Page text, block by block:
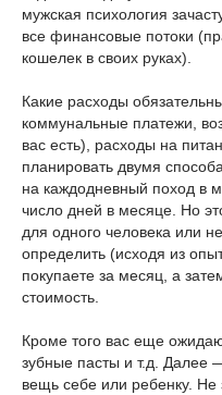
мужская психология
все финансовые потоки
кошелек в своих руках).
Какие расходы
коммунальные платежи,
вас есть), расходы на
планировать двумя
на каждодневный поход в
число дней в месяце. Но
для одного человека или
определить (исходя из
покупаете за месяц, а
стоимость.
Кроме того вас еще
зубные пасты и т.д. Далее
вещь себе или ребенку. Не